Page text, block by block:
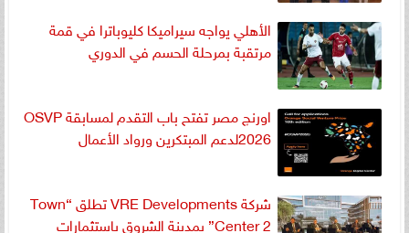
الأهلي يواجه سيراميكا كليوباترا في قمة
مرتقبة بمرحلة الحسم في الدوري
اورنچ مصر تفتح باب التقدم لمسابقة OSVP
2026لدعم المبتكرين ورواد الأعمال
شركة VRE Developments تطلق “Town
Center 2” بمدينة الشروق باستثمارات